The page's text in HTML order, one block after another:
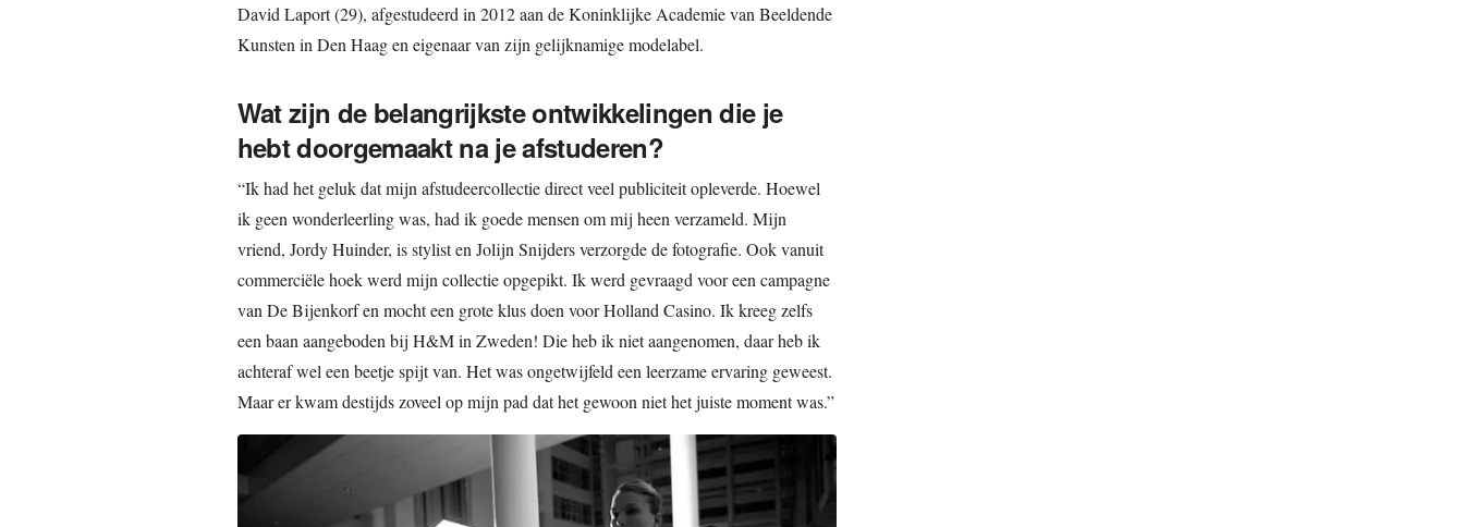
David Laport (29), afgestudeerd in 2012 aan de Koninklijke Academie van Beeldende
Kunsten in Den Haag en eigenaar van zijn gelijknamige modelabel.
Wat zijn de belangrijkste ontwikkelingen die je
hebt doorgemaakt na je afstuderen?
“Ik had het geluk dat mijn afstudeercollectie direct veel publiciteit opleverde. Hoewel
ik geen wonderleerling was, had ik goede mensen om mij heen verzameld. Mijn
vriend, Jordy Huinder, is stylist en Jolijn Snijders verzorgde de fotografie. Ook vanuit
commerciële hoek werd mijn collectie opgepikt. Ik werd gevraagd voor een campagne
van De Bijenkorf en mocht een grote klus doen voor Holland Casino. Ik kreeg zelfs
een baan aangeboden bij H&M in Zweden! Die heb ik niet aangenomen, daar heb ik
achteraf wel een beetje spijt van. Het was ongetwijfeld een leerzame ervaring geweest.
Maar er kwam destijds zoveel op mijn pad dat het gewoon niet het juiste moment was.”